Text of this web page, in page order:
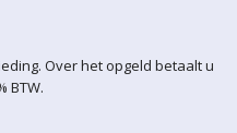
Over het opgeld betaalt u
BTW.